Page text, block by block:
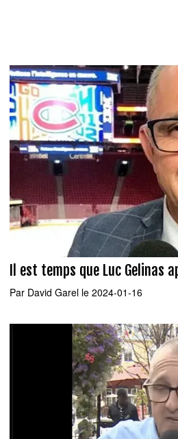
Il est temps que Luc Gelinas
Par David Garel le 2024-01-16